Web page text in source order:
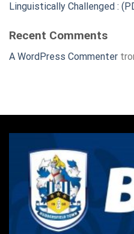
Linguistically Challenged :
Recent Comments
A WordPress Commenter